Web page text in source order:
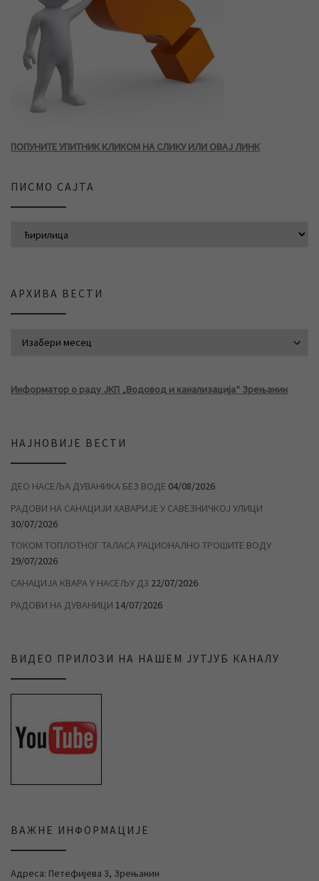
ПОПУНИТЕ УПИТНИК КЛИКОМ НА СЛИКУ ИЛИ ОВАЈ ЛИНК
ПИСМО САЈТА
АРХИВА ВЕСТИ
Информатор о раду ЈКП „Водовод и канализација“ Зрењанин
НАЈНОВИЈЕ ВЕСТИ
ДЕО НАСЕЉА ДУВАНИКА БЕЗ ВОДЕ 04/08/2026
РАДОВИ НА САНАЦИЈИ ХАВАРИЈЕ У САВЕЗНИЧКОЈ УЛИЦИ
30/07/2026
ТОКОМ ТОПЛОТНОГ ТАЛАСА РАЦИОНАЛНО ТРОШИТЕ ВОДУ
29/07/2026
САНАЦИЈА КВАРА У НАСЕЉУ Д3 22/07/2026
РАДОВИ НА ДУВАНИЦИ 14/07/2026
ВИДЕО ПРИЛОЗИ НА НАШЕМ ЈУТЈУБ КАНАЛУ
ВАЖНЕ ИНФОРМАЦИЈЕ
Адреса: Петефијева 3, Зрењанин